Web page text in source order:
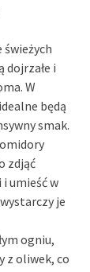
dojrzałe i
W
będą
smak.
zdjąć
umieść w
je
ogniu,
z oliwek, co